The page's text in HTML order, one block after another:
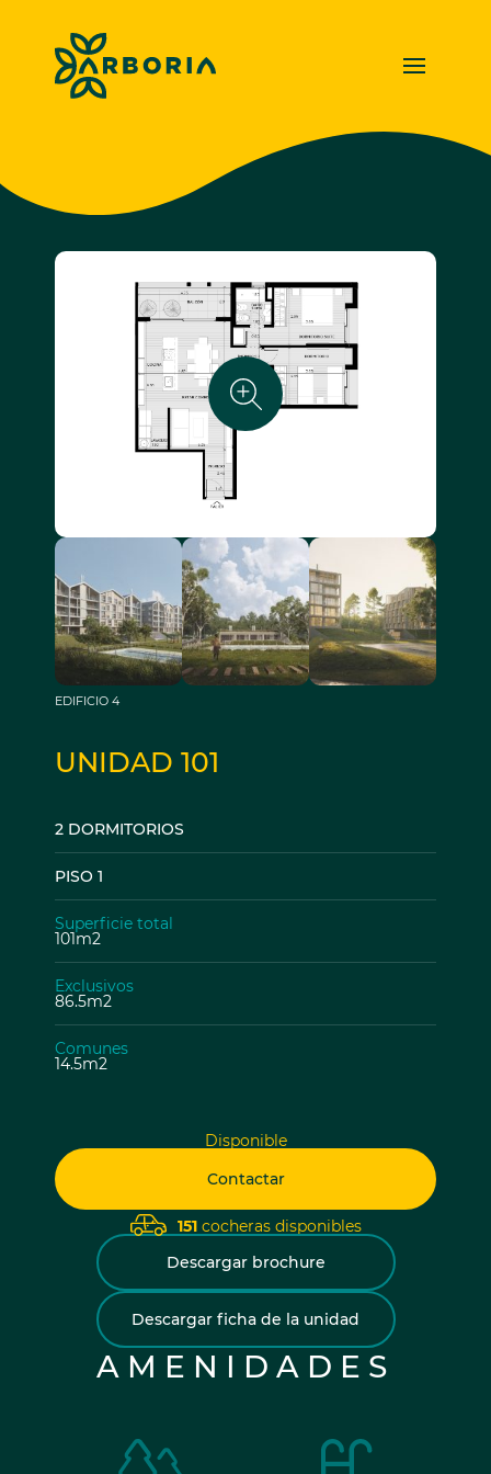
EDIFICIO 4
UNIDAD 101
2 DORMITORIOS
PISO 1
Superficie total
101m2
Exclusivos
86.5m2
Comunes
14.5m2
Disponible
Contactar
151cocheras disponibles
Descargar brochure
Descargar ficha de la unidad
AMENIDADES